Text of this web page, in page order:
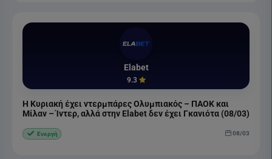
Elabet
9.3
Η Κυριακή έχει ντερμπάρες Ολυμπιακός – ΠΑΟΚ και
Μίλαν – Ίντερ, αλλά στην Elabet δεν έχει Γκανιότα (08/03)
Ενεργή 08/03